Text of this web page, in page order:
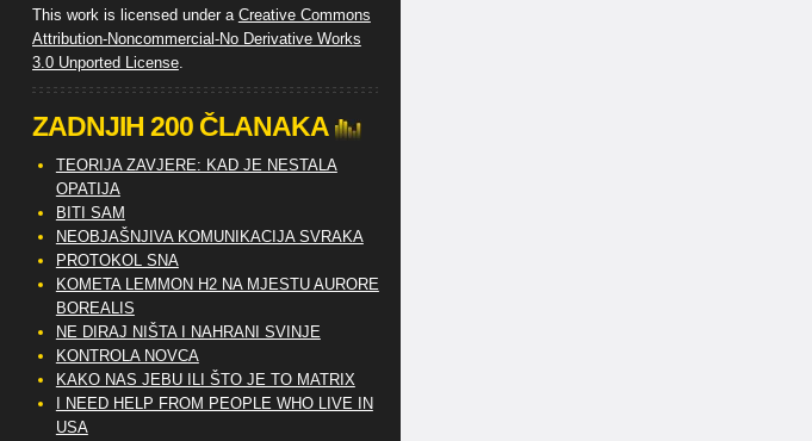
This work is licensed under a Creative Commons
Attribution-Noncommercial-No Derivative Works
3.0 Unported License.
ZADNJIH 200 ČLANAKA
TEORIJA ZAVJERE: KAD JE NESTALA
OPATIJA
BITI SAM
NEOBJAŠNJIVA KOMUNIKACIJA SVRAKA
PROTOKOL SNA
KOMETA LEMMON H2 NA MJESTU AURORE
BOREALIS
NE DIRAJ NIŠTA I NAHRANI SVINJE
KONTROLA NOVCA
KAKO NAS JEBU ILI ŠTO JE TO MATRIX
I NEED HELP FROM PEOPLE WHO LIVE IN
USA